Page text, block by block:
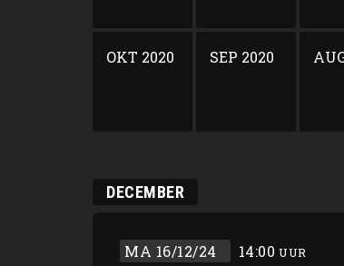
OKT 2020 SEP 2020
DECEMBER
MA 16/12/24 14:00 UUR